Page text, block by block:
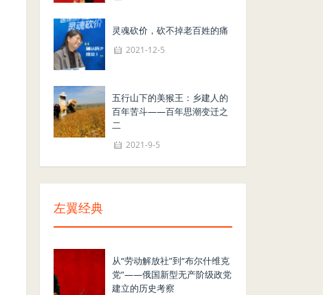
灵魂砍价，砍不掉老百姓的痛
2021-12-5
五行山下的美猴王：乡建人的
百年苦斗——百年思潮变迁之
二
2021-9-5
左翼经典
从“劳动解放社”到“布尔什维克
党”——俄国新型无产阶级政党
建立的历史考察